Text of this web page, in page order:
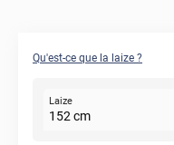
Qu'est-ce que la laize ?
Laize
152 cm